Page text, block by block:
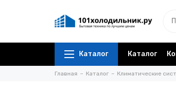
Каталог Каталог
Главная Каталог Климатические